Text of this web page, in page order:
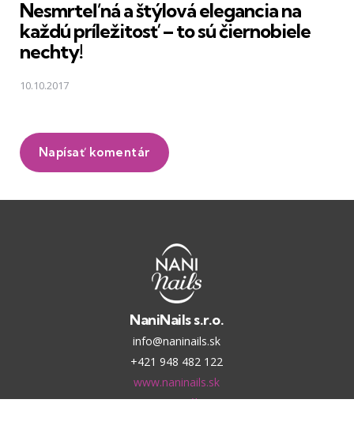
Nesmrteľná a štýlová elegancia na
každú príležitosť – to sú čiernobiele
nechty!
10.10.2017
Napísať komentár
NaniNails s.r.o.
info@naninails.sk
+421 948 482 122
www.naninails.sk
Nastavenie súkromia